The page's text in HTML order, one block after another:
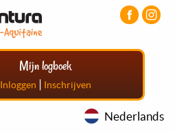
Mijn logboek
Inloggen | Inschrijven
Nederlands